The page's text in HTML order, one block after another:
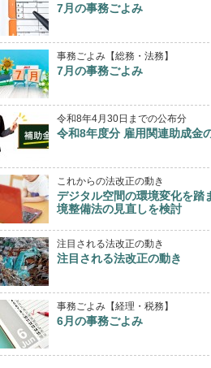
7月の事務ごよみ
事務ごよみ【総務・法務】
7月の事務ごよみ
令和8年4月30日までの公布分
令和8年度分 雇用関連助成金
これからの法改正の動き
デジタル空間の環境変化を踏
境整備法の見直しを検討
注目される法改正の動き
注目される法改正の動き
事務ごよみ【経理・税務】
6月の事務ごよみ